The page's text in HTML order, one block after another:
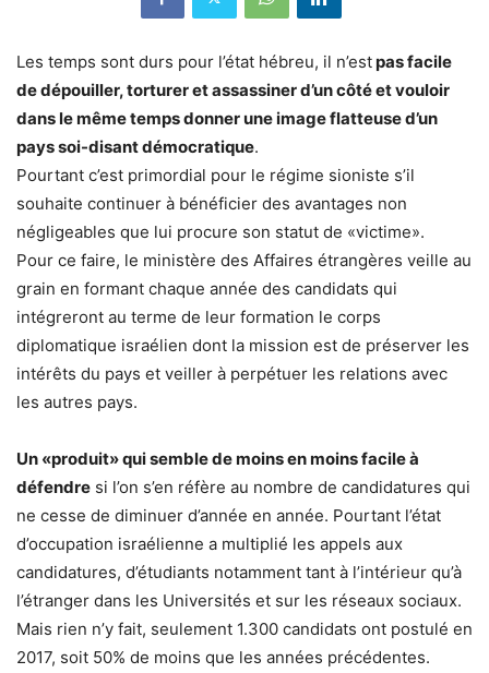
Les temps sont durs pour l’état hébreu, il n’estpas facile
de dépouiller, torturer et assassiner d’un côté et vouloir
dans le même temps donner une image flatteuse d’un
pays soi-disant démocratique.
Pourtant c’est primordial pour le régime sioniste s’il
souhaite continuer à bénéficier des avantages non
négligeables que lui procure son statut de «victime».
Pour ce faire, le ministère des Affaires étrangères veille au
grain en formant chaque année des candidats qui
intégreront au terme de leur formation le corps
diplomatique israélien dont la mission est de préserver les
intérêts du pays et veiller à perpétuer les relations avec
les autres pays.
Un «produit» qui semble de moins en moins facile à
défendre si l’on s’en réfère au nombre de candidatures qui
ne cesse de diminuer d’année en année. Pourtant l’état
d’occupation israélienne a multiplié les appels aux
candidatures, d’étudiants notamment tant à l’intérieur qu’à
l’étranger dans les Universités et sur les réseaux sociaux.
Mais rien n’y fait, seulement 1.300 candidats ont postulé en
2017, soit 50% de moins que les années précédentes.